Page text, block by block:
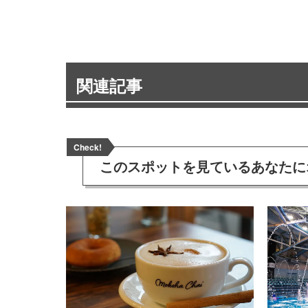
関連記事
Check!
このスポットを見ているあなた